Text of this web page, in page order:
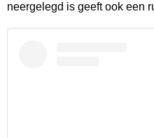
neergelegd is geeft ook een